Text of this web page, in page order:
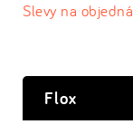
Slevy na
Flox